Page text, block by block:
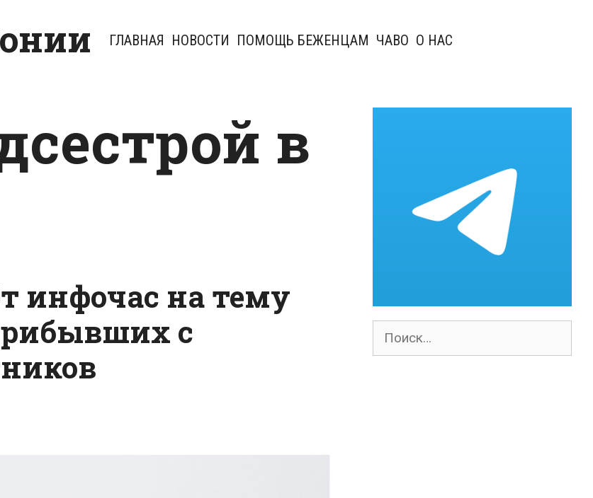
ГЛАВНАЯ НОВОСТИ ПОМОЩЬ БЕЖЕНЦАМ ЧАВО О НАС
в
инфочас на тему
с
Поиск